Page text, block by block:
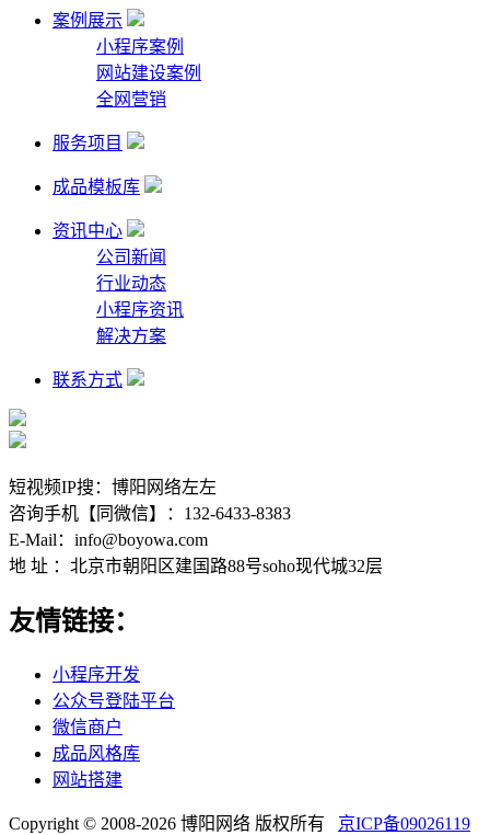
案例展示
小程序案例
网站建设案例
全网营销
服务项目
成品模板库
资讯中心
公司新闻
行业动态
小程序资讯
解决方案
联系方式
短视频IP搜：博阳网络左左
咨询手机【同微信】：132-6433-8383
E-Mail：info@boyowa.com
地 址 ：北京市朝阳区建国路88号soho现代城32层
友情链接：
小程序开发
公众号登陆平台
微信商户
成品风格库
网站搭建
Copyright © 2008-2026 博阳网络 版权所有 京ICP备09026119